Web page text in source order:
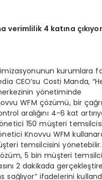
verimlilik 4 katına çıkıyor
kurumlara
CEO’su Costi Manda,
yönetiminde
WFM çözümü, bir
aralığını 4-6 kat
150 müşteri
Knovvu WFM
temsilcisini yönetebilir.
5 bin müşteri
2 dakikada
ifadelerini